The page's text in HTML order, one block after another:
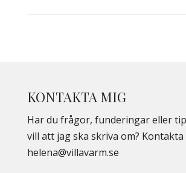
KONTAKTA MIG
Har du frågor, funderingar eller
vill att jag ska skriva om? Kontakta
helena@villavarm.se